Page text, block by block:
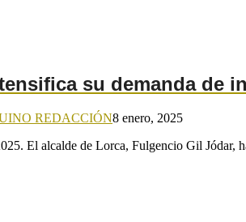
su demanda de
REDACCIÓN8 enero, 2025
El alcalde de Lorca, Fulgencio Gil Jódar,